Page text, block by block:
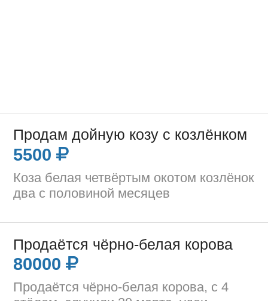
Продам дойную козу с козлёнком
5500
Коза белая четвёртым окотом козлёнок
два с половиной месяцев
Продаётся чёрно-белая корова
80000
Продаётся чёрно-белая корова, с 4